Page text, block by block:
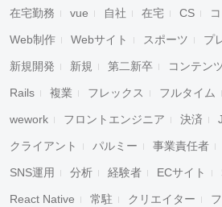
在宅勤務 vue 自社 在宅 CS
Web制作 Webサイト スポーツ プ
新規開発 新規 第二新卒 コンテン
Rails 複業 フレックス フルタイム
wework フロントエンジニア 決済
クライアント パルミー 事業責任者
SNS運用 分析 経験者 ECサイト
React Native 常駐 クリエイター